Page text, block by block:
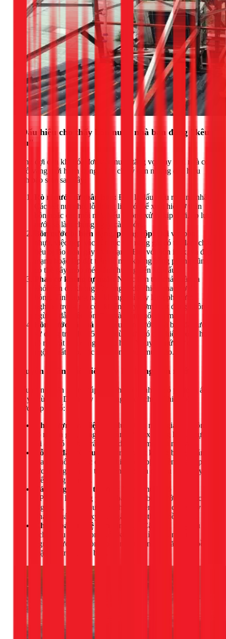
4 Dấu hiệu cho thấy bồn nước nhà bạn đang "kêu
cứu"
Đừng đợi đến khi hóa đơn tiền nước tăng vọt hay trần nhà có
vết ố vàng mới hành động. Hãy chú ý đến những dấu hiệu
cảnh báo sớm sau đây:
Rò rỉ nước từ thân bồn: Đây là dấu hiệu rõ ràng nhất.
Các vết nứt nhỏ, lỗ thủng li ti có thể xuất hiện ở thân
bồn hoặc các mối nối. Nếu không xử lý kịp thời, áp lực
nước sẽ làm chúng ngày càng lớn.
Bồn nước bị biến dạng, phồng rộp:
Đối với bồn
nhựa, việc tiếp xúc liên tục với nắng gắt có thể làm chất
liệu bị lão hóa, gây biến dạng. Đối với bồn inox, va đập
mạnh hoặc lắp đặt trên bề mặt không bằng phẳng cũng
có thể gây móp méo, ảnh hưởng đến kết cấu.
Phao cơ không tự ngắt:
Nước liên tục chảy tràn ra
khỏi bồn dù không sử dụng là dấu hiệu phao cơ đã
hỏng. Tình trạng này không chỉ gây lãng phí nước
nghiêm trọng mà còn khiến máy bơm hoạt động không
ngừng, dẫn đến tốn điện và giảm tuổi thọ máy.
Bồn nước đã quá cũ:
Nếu bồn nước nhà bạn đã được
sử dụng trên 10-15 năm, dù chưa có dấu hiệu hỏng hóc
rõ rệt, vật liệu cũng đã lão hóa. Nguy cơ nứt vỡ đột
ngột là rất cao, đặc biệt trong mùa mưa bão.
Nguyên nhân phổ biến gây hư hỏng bồn nước
Hiểu rõ nguyên nhân giúp bạn phòng tránh và có phương án
xử lý phù hợp. Dưới đây là những lý do chính khiến bồn
nước gặp sự cố:
Chất lượng vật liệu:
Sử dụng bồn nước giá rẻ, không
rõ nguồn gốc, hàng nhái làm từ inox mỏng hoặc nhựa
tái chế có độ bền rất thấp, dễ bị ăn mòn và nứt vỡ.
Lỗi lắp đặt kỹ thuật:
Vị trí lắp đặt không bằng phẳng,
gia cố không chắc chắn khiến bồn bị nghiêng, tạo áp
lực không đều lên thân bồn và chân đế, lâu ngày gây
biến dạng và rò rỉ.
Tác động từ môi trường:
Nắng, mưa, gió bão tại
TPHCM là những yếu tố bào mòn bồn nước liên tục.
Ngoài ra, nguồn nước bị nhiễm phèn, mặn cũng đẩy
nhanh quá trình oxy hóa, gây mục, thủng bồn inox.
Không bảo trì, vệ sinh định kỳ:
Cặn bẩn, rong rêu
tích tụ lâu ngày trong bồn không chỉ làm ô nhiễm
nguồn nước mà còn tạo ra môi trường axit ăn mòn bề
mặt bên trong của bồn.